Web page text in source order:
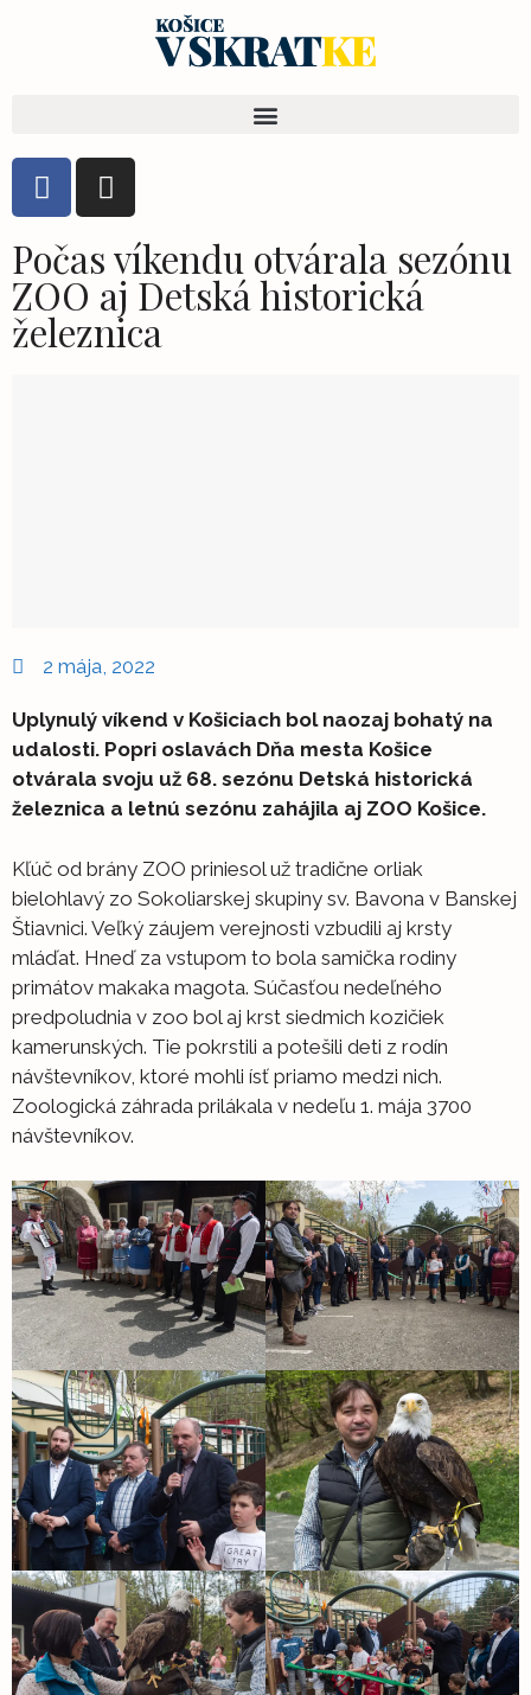
Počas víkendu otvárala sezónu
ZOO aj Detská historická
železnica
2 mája, 2022
Uplynulý víkend v Košiciach bol naozaj bohatý na
udalosti. Popri oslavách Dňa mesta Košice
otvárala svoju už 68. sezónu Detská historická
železnica a letnú sezónu zahájila aj ZOO Košice.
Kľúč od brány ZOO priniesol už tradične orliak
bielohlavý zo Sokoliarskej skupiny sv. Bavona v Banskej
Štiavnici. Veľký záujem verejnosti vzbudili aj krsty
mláďat. Hneď za vstupom to bola samička rodiny
primátov makaka magota. Súčasťou nedeľného
predpoludnia v zoo bol aj krst siedmich kozičiek
kamerunských. Tie pokrstili a potešili deti z rodín
návštevníkov, ktoré mohli ísť priamo medzi nich.
Zoologická záhrada prilákala v nedeľu 1. mája 3700
návštevníkov.